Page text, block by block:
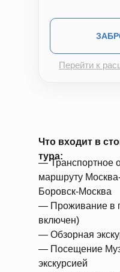
Перейти к
— Транспортное
маршруту
Боровск-Москва
— Проживание в
включен)
— Обзорная
— Посещение
экскурсией
Что входит в
тура: